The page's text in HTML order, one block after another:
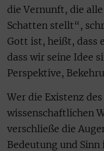
die Vernunft, die
Schatten stellt“,
Gott ist, heißt, dass
dass wir seine Idee
Perspektive,
Wer die Existenz
wissenschaftlichen
verschließe die
Bedeutung und